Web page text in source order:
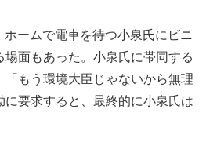
ームで電車を待つ小泉氏にビニ
面もあった。小泉氏に帯同する
もう環境大臣じゃないから無理
に要求すると、最終的に小泉氏は